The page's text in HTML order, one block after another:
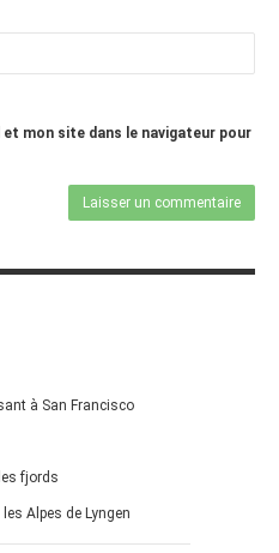
mon site dans le navigateur pour
à San Francisco
fjords
Alpes de Lyngen